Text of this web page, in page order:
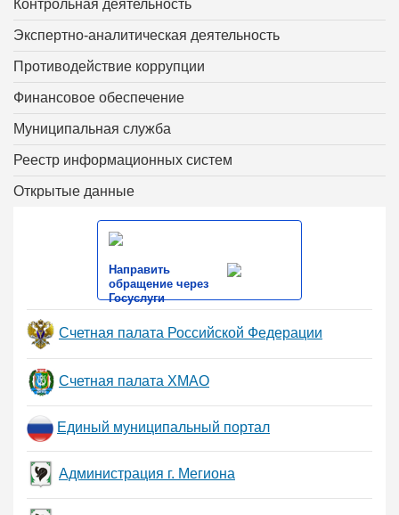
Контрольная деятельность
Экспертно-аналитическая деятельность
Противодействие коррупции
Финансовое обеспечение
Муниципальная служба
Реестр информационных систем
Открытые данные
Направить
обращение через
Госуслуги
Счетная палата Российской Федерации
Счетная палата ХМАО
Единый муниципальный портал
Администрация г. Мегиона